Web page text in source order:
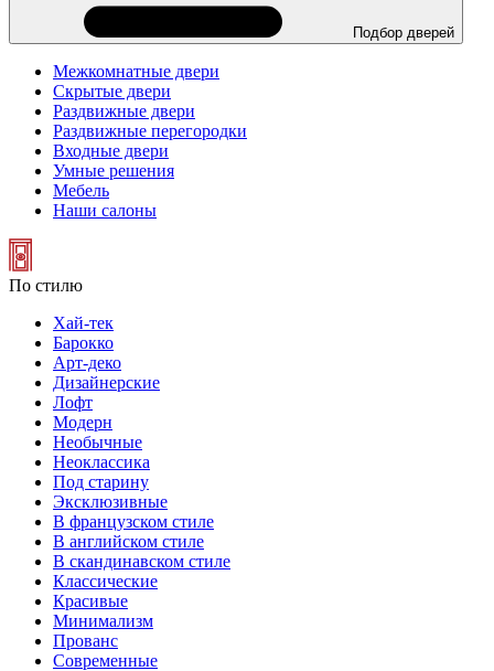
Подбор дверей
Межкомнатные двери
Скрытые двери
Раздвижные двери
Раздвижные перегородки
Входные двери
Умные решения
Мебель
Наши салоны
По стилю
Хай-тек
Барокко
Арт-деко
Дизайнерские
Лофт
Модерн
Необычные
Неоклассика
Под старину
Эксклюзивные
В французском стиле
В английском стиле
В скандинавском стиле
Классические
Красивые
Минимализм
Прованс
Современные